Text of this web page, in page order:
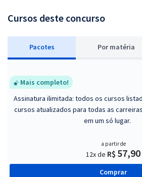
Cursos deste concurso
Pacotes Por matéria
Mais completo!
Assinatura ilimitada: todos os cursos
cursos atualizados para todas as
em um só lugar.
a partir de
12x de R$ 57,90
Comprar